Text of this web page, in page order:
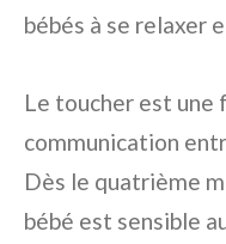
bébés à se relaxer
Le toucher est une
communication
Dès le quatrième
bébé est sensible